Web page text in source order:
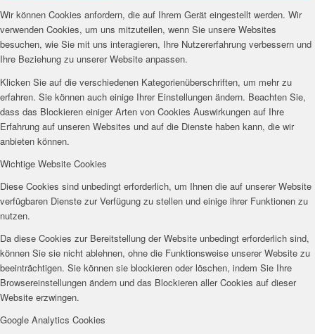
Wir können Cookies anfordern, die auf Ihrem Gerät eingestellt werden. Wir
verwenden Cookies, um uns mitzuteilen, wenn Sie unsere Websites
besuchen, wie Sie mit uns interagieren, Ihre Nutzererfahrung verbessern und
Ihre Beziehung zu unserer Website anpassen.
Klicken Sie auf die verschiedenen Kategorienüberschriften, um mehr zu
erfahren. Sie können auch einige Ihrer Einstellungen ändern. Beachten Sie,
dass das Blockieren einiger Arten von Cookies Auswirkungen auf Ihre
Erfahrung auf unseren Websites und auf die Dienste haben kann, die wir
anbieten können.
Wichtige Website Cookies
Diese Cookies sind unbedingt erforderlich, um Ihnen die auf unserer Website
verfügbaren Dienste zur Verfügung zu stellen und einige ihrer Funktionen zu
nutzen.
Da diese Cookies zur Bereitstellung der Website unbedingt erforderlich sind,
können Sie sie nicht ablehnen, ohne die Funktionsweise unserer Website zu
beeinträchtigen. Sie können sie blockieren oder löschen, indem Sie Ihre
Browsereinstellungen ändern und das Blockieren aller Cookies auf dieser
Website erzwingen.
Google Analytics Cookies